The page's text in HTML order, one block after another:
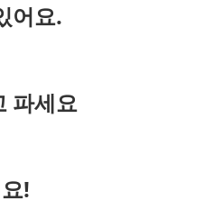
어요.
파세요
!